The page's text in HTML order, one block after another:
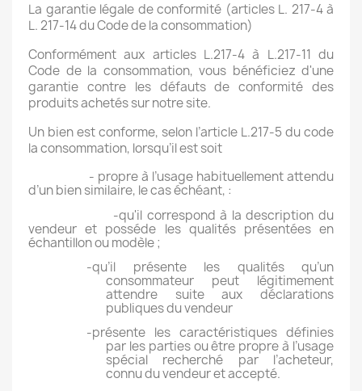
La garantie légale de conformité (articles L. 217-4 à
L. 217-14 du Code de la consommation)
Conformément aux articles L.217-4 à L.217-11 du
Code de la consommation, vous bénéficiez d'une
garantie contre les défauts de conformité des
produits achetés sur notre site.
Un bien est conforme, selon l’article L.217-5 du code
la consommation, lorsqu’il est soit
- propre à l’usage habituellement attendu
d’un bien similaire, le cas échéant, :
-qu'il correspond à la description du
vendeur et posséde les qualités présentées en
échantillon ou modèle ;
-qu’il présente les qualités qu’un
consommateur peut légitimement
attendre suite aux déclarations
publiques du vendeur
-présente les caractéristiques définies
par les parties ou être propre à l’usage
spécial recherché par l’acheteur,
connu du vendeur et accepté.